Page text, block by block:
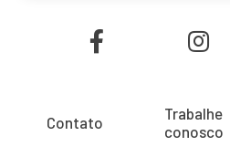
Contato
Trabalhe
conosco